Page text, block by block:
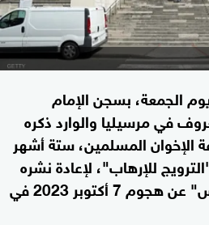
الجمعة، بسجن الإمام
في مرسيليا والوارد ذكره
الإخوان المسلمين، ستة أشهر
للإرهاب"، لإعادة نشره
منشورا على منصة "اكس" عن هجوم 7 أكتوبر 2023 في